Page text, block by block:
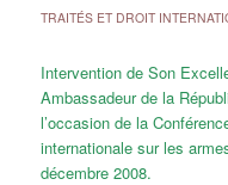
TRAITÉS ET DROIT
Intervention de Son
Ambassadeur de la
l’occasion de la
internationale sur les
décembre 2008.